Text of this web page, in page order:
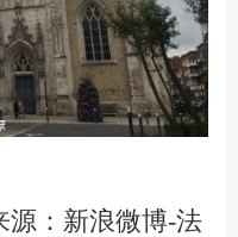
：新浪微博-法